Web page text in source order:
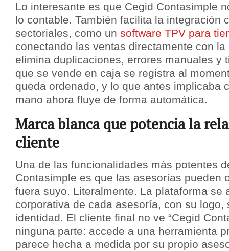
Lo interesante es que Cegid Contasimple
lo contable. También facilita la integración
sectoriales, como un software TPV para
conectando las ventas directamente con
elimina duplicaciones, errores manuales y
que se vende en caja se registra al
queda ordenado, y lo que antes implicaba
mano ahora fluye de forma automática.
Marca blanca que potencia la
cliente
Una de las funcionalidades más potentes
Contasimple es que las asesorías pueden
fuera suyo. Literalmente. La plataforma se
corporativa de cada asesoría, con su logo,
identidad. El cliente final no ve “Cegid
ninguna parte: accede a una herramienta
parece hecha a medida por su propio